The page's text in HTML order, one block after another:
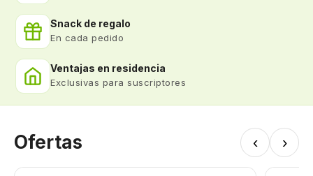
Snack de regalo
En cada pedido
Ventajas en residencia
Exclusivas para suscriptores
Ofertas ‹ ›